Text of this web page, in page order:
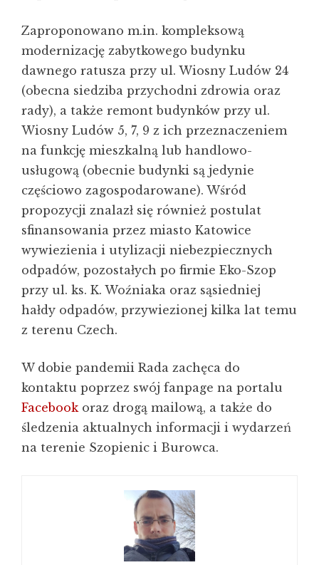
Zaproponowano m.in. kompleksową
modernizację zabytkowego budynku
dawnego ratusza przy ul. Wiosny Ludów 24
(obecna siedziba przychodni zdrowia oraz
rady), a także remont budynków przy ul.
Wiosny Ludów 5, 7, 9 z ich przeznaczeniem
na funkcję mieszkalną lub handlowo-
usługową (obecnie budynki są jedynie
częściowo zagospodarowane). Wśród
propozycji znalazł się również postulat
sfinansowania przez miasto Katowice
wywiezienia i utylizacji niebezpiecznych
odpadów, pozostałych po firmie Eko-Szop
przy ul. ks. K. Woźniaka oraz sąsiedniej
hałdy odpadów, przywiezionej kilka lat temu
z terenu Czech.
W dobie pandemii Rada zachęca do
kontaktu poprzez swój fanpage na portalu
Facebook oraz drogą mailową, a także do
śledzenia aktualnych informacji i wydarzeń
na terenie Szopienic i Burowca.